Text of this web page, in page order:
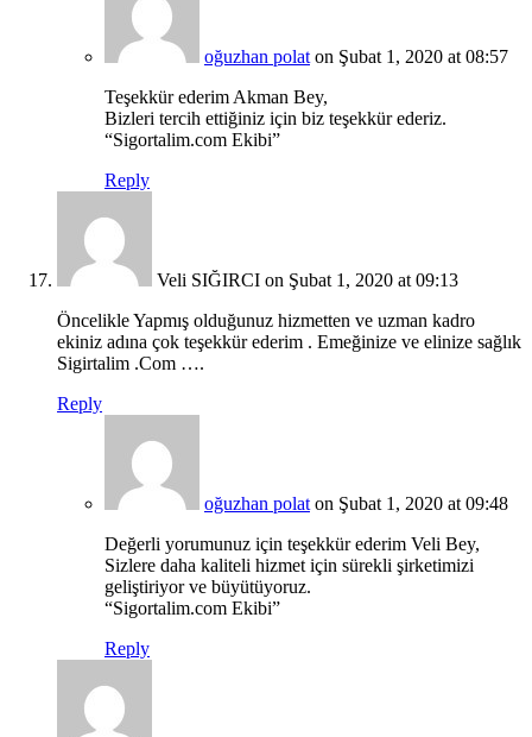
oğuzhan polat on Şubat 1, 2020 at 08:57
Teşekkür ederim Akman Bey,
Bizleri tercih ettiğiniz için biz teşekkür ederiz.
“Sigortalim.com Ekibi”
Reply
Veli SIĞIRCI on Şubat 1, 2020 at 09:13
Öncelikle Yapmış olduğunuz hizmetten ve uzman kadro
ekiniz adına çok teşekkür ederim . Emeğinize ve elinize sağlık
Sigirtalim .Com ….
Reply
oğuzhan polat on Şubat 1, 2020 at 09:48
Değerli yorumunuz için teşekkür ederim Veli Bey,
Sizlere daha kaliteli hizmet için sürekli şirketimizi
geliştiriyor ve büyütüyoruz.
“Sigortalim.com Ekibi”
Reply